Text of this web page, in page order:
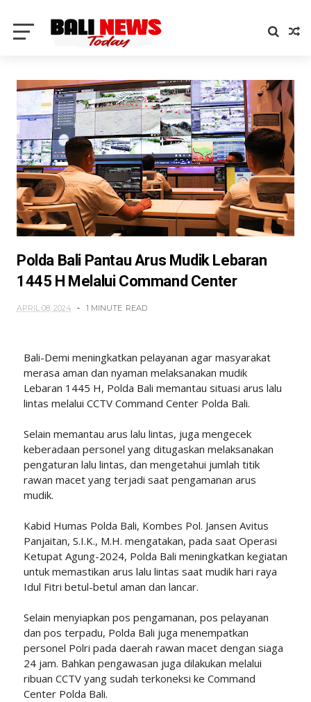
Polda Bali Pantau Arus Mudik Lebaran
1445 H Melalui Command Center
APRIL 08, 2024 1 MINUTE READ
Bali-Demi meningkatkan pelayanan agar masyarakat
merasa aman dan nyaman melaksanakan mudik
Lebaran 1445 H, Polda Bali memantau situasi arus lalu
lintas melalui CCTV Command Center Polda Bali.
Selain memantau arus lalu lintas, juga mengecek
keberadaan personel yang ditugaskan melaksanakan
pengaturan lalu lintas, dan mengetahui jumlah titik
rawan macet yang terjadi saat pengamanan arus
mudik.
Kabid Humas Polda Bali, Kombes Pol. Jansen Avitus
Panjaitan, S.I.K., M.H. mengatakan, pada saat Operasi
Ketupat Agung-2024, Polda Bali meningkatkan kegiatan
untuk memastikan arus lalu lintas saat mudik hari raya
Idul Fitri betul-betul aman dan lancar.
Selain menyiapkan pos pengamanan, pos pelayanan
dan pos terpadu, Polda Bali juga menempatkan
personel Polri pada daerah rawan macet dengan siaga
24 jam. Bahkan pengawasan juga dilakukan melalui
ribuan CCTV yang sudah terkoneksi ke Command
Center Polda Bali.